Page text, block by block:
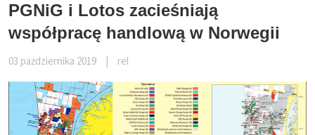
PGNiG i Lotos zacieśniają
współpracę handlową w Norwegii
03 pażdziernika 2019 rel